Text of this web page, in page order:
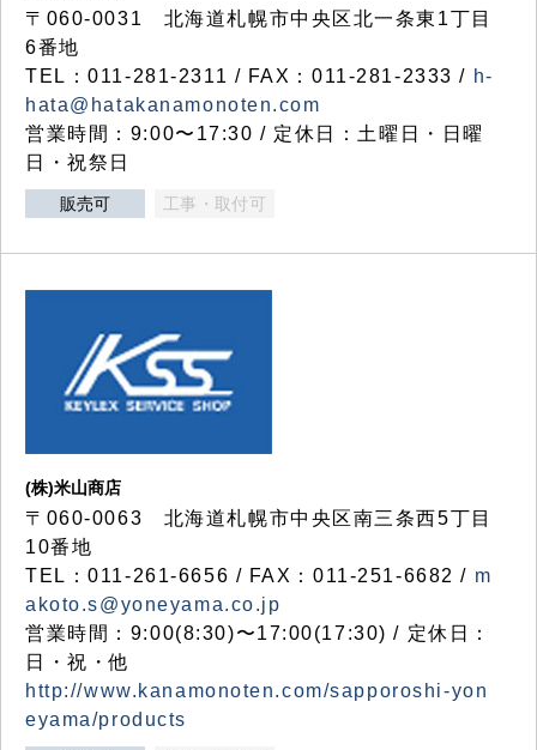
〒060-0031 北海道札幌市中央区北一条東1丁目
6番地
TEL：011-281-2311 / FAX：011-281-2333 / h-
hata@hatakanamonoten.com
営業時間：9:00〜17:30 / 定休日：土曜日・日曜
日・祝祭日
販売可 工事・取付可
(株)米山商店
〒060-0063 北海道札幌市中央区南三条西5丁目
10番地
TEL：011-261-6656 / FAX：011-251-6682 / m
akoto.s@yoneyama.co.jp
営業時間：9:00(8:30)〜17:00(17:30) / 定休日：
日・祝・他
http://www.kanamonoten.com/sapporoshi-yon
eyama/products